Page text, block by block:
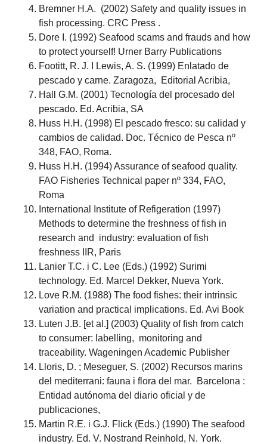
Bremner H.A. (2002) Safety and quality issues in
fish processing. CRC Press .
Dore I. (1992) Seafood scams and frauds and how
to protect yourself! Urner Barry Publications
Footitt, R. J. I Lewis, A. S. (1999) Enlatado de
pescado y carne. Zaragoza, Editorial Acribia,
Hall G.M. (2001) Tecnología del procesado del
pescado. Ed. Acribia, SA
Huss H.H. (1998) El pescado fresco: su calidad y
cambios de calidad. Doc. Técnico de Pesca nº
348, FAO, Roma.
Huss H.H. (1994) Assurance of seafood quality.
FAO Fisheries Technical paper nº 334, FAO,
Roma
International Institute of Refigeration (1997)
Methods to determine the freshness of fish in
research and industry: evaluation of fish
freshness IIR, Paris
Lanier T.C. i C. Lee (Eds.) (1992) Surimi
technology. Ed. Marcel Dekker, Nueva York.
Love R.M. (1988) The food fishes: their intrinsic
variation and practical implications. Ed. Avi Book
Luten J.B. [et al.] (2003) Quality of fish from catch
to consumer: labelling, monitoring and
traceability. Wageningen Academic Publisher
Lloris, D. ; Meseguer, S. (2002) Recursos marins
del mediterrani: fauna i flora del mar. Barcelona :
Entidad autónoma del diario oficial y de
publicaciones,
Martin R.E. i G.J. Flick (Eds.) (1990) The seafood
industry. Ed. V. Nostrand Reinhold, N. York.